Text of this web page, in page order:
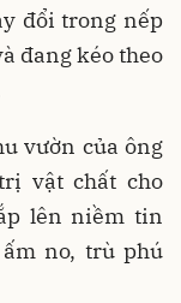
đổi trong nếp
đang kéo theo
vườn của ông
vật chất cho
lên niềm tin
no, trù phú